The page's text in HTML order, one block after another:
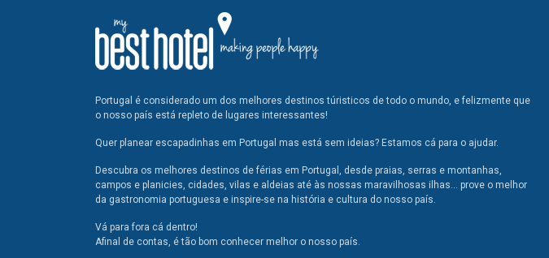
Portugal é considerado um dos melhores destinos túristicos de todo o mundo, e felizmente que
o nosso país está repleto de lugares interessantes!
Quer planear escapadinhas em Portugal mas está sem ideias? Estamos cá para o ajudar.
Descubra os melhores destinos de férias em Portugal, desde praias, serras e montanhas,
campos e planicies, cidades, vilas e aldeias até às nossas maravilhosas ilhas... prove o melhor
da gastronomia portuguesa e inspire-se na história e cultura do nosso país.
Vá para fora cá dentro!
Afinal de contas, é tão bom conhecer melhor o nosso país.